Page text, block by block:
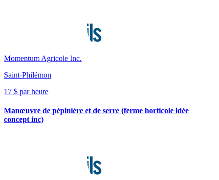
Momentum Agricole Inc.
Saint-Philémon
17 $ par heure
Manœuvre de pépinière et de serre (ferme horticole idée
concept inc)